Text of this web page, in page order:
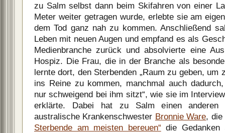
zu Salm selbst dann beim Skifahren von einer
Meter weiter getragen wurde, erlebte sie am
dem Tod ganz nah zu kommen. Anschließend
Leben mit neuen Augen und empfand es als
Medienbranche zurück und absolvierte eine
Hospiz. Die Frau, die in der Branche als
lernte dort, den Sterbenden „Raum zu geben,
ins Reine zu kommen, manchmal auch
nur schweigend bei ihm sitzt“, wie sie im
erklärte. Dabei hat zu Salm einen
australische Krankenschwester Bronnie Ware,
Sterbende am meisten bereuen“ die Gedanken